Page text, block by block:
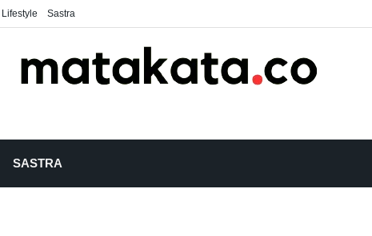
Lifestyle Sastra
SASTRA